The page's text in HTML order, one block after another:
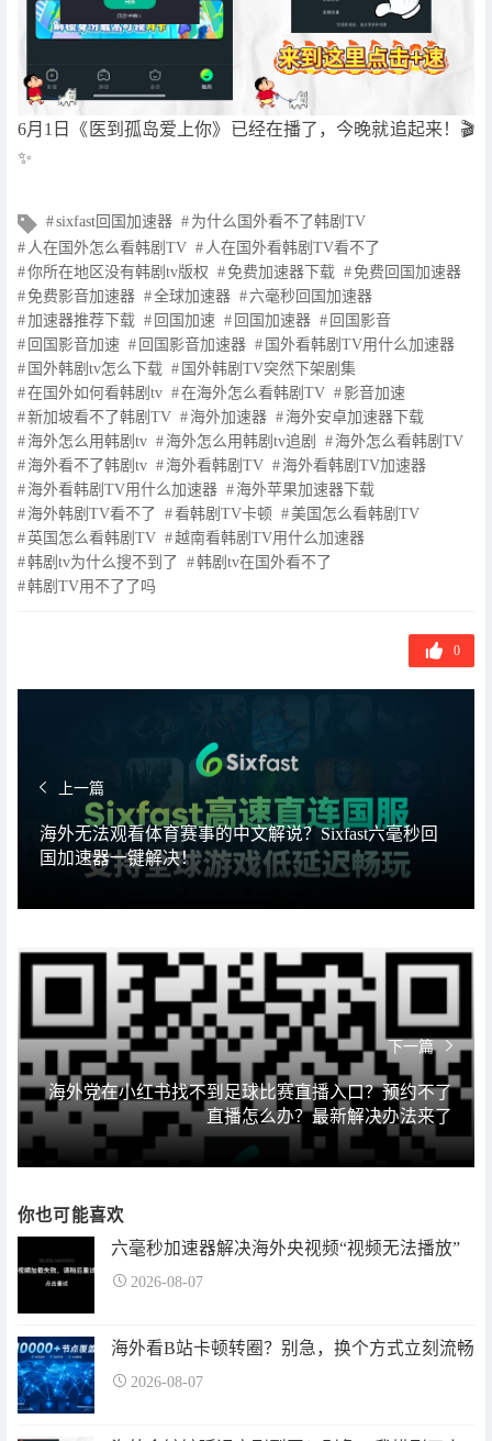
6月1日《医到孤岛爱上你》已经在播了，今晚就追起来！🎬
✨
文
章
标
签
sixfast回国加速器
为什么国外看不了韩剧TV
人在国外怎么看韩剧TV
人在国外看韩剧TV看不了
你所在地区没有韩剧tv版权
免费加速器下载
免费回国加速器
免费影音加速器
全球加速器
六毫秒回国加速器
加速器推荐下载
回国加速 回国加速器
回国影音
回国影音加速
回国影音加速器
国外看韩剧TV用什么加速器
国外韩剧tv怎么下载
国外韩剧TV突然下架剧集
在国外如何看韩剧tv
在海外怎么看韩剧TV
影音加速
新加坡看不了韩剧TV
海外加速器
海外安卓加速器下载
海外怎么用韩剧tv
海外怎么用韩剧tv追剧
海外怎么看韩剧TV
海外看不了韩剧tv
海外看韩剧TV
海外看韩剧TV加速器
海外看韩剧TV用什么加速器
海外苹果加速器下载
海外韩剧TV看不了
看韩剧TV卡顿
美国怎么看韩剧TV
英国怎么看韩剧TV
越南看韩剧TV用什么加速器
韩剧tv为什么搜不到了
韩剧tv在国外看不了
韩剧TV用不了了吗
0
上一篇
海外无法观看体育赛事的中文解说？Sixfast六毫秒回
国加速器一键解决！
下一篇
海外党在小红书找不到足球比赛直播入口？预约不了
直播怎么办？最新解决办法来了
你也可能喜欢
六毫秒加速器解决海外央视频“视频无法播放”
2026-08-07
海外看B站卡顿转圈？别急，换个方式立刻流畅
2026-08-07